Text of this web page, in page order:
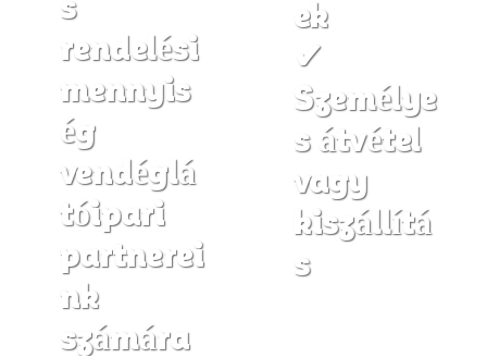
rendelési
mennyis
ég
vendéglá
tóipari
partnerei
nk
számára
ek
✔
Személye
s átvétel
vagy
kiszállítá
s